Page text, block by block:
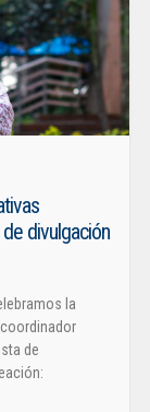
divulgación
la
de